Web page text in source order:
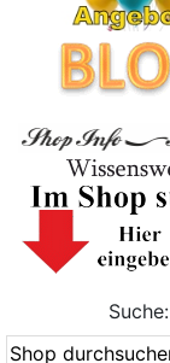
Suche: